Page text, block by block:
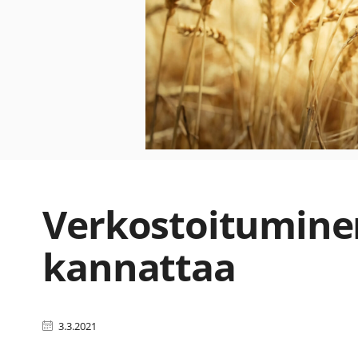
kannattaa
3.3.2021